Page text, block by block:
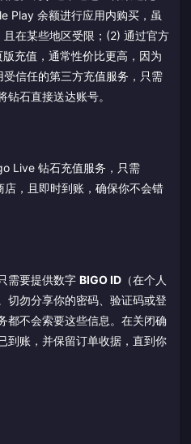
Play 余额进行应用内购买，虽
在某些地区受限；(2) 通过官方
充值，通常性价比更高，因为
信任的第三方充值服务，只需
石直接送达账号。
Live 钻石充值服务，只需
，且即时到账，确保你不会错
需要提供数字 BIGO ID （在个人
切勿分享你的密码、验证码或登
不会索要这些信息。在关闭确
到账，并保留订单收据，直到你